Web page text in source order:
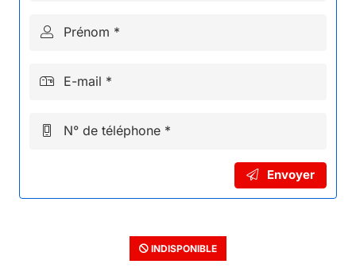
11CMS
Prénom *
E-mail *
N° de téléphone *
Envoyer
INDISPONIBLE